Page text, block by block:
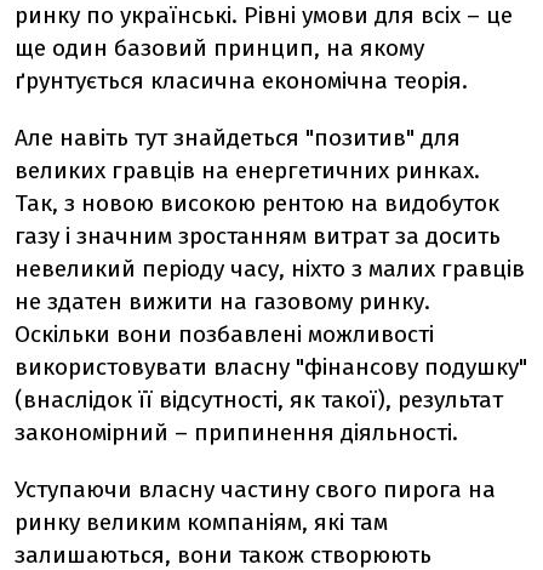
ринку по українські. Рівні умови для всіх – це
ще один базовий принцип, на якому
ґрунтується класична економічна теорія.
Але навіть тут знайдеться "позитив" для
великих гравців на енергетичних ринках.
Так, з новою високою рентою на видобуток
газу і значним зростанням витрат за досить
невеликий періоду часу, ніхто з малих гравців
не здатен вижити на газовому ринку.
Оскільки вони позбавлені можливості
використовувати власну "фінансову подушку"
(внаслідок її відсутності, як такої), результат
закономірний – припинення діяльності.
Уступаючи власну частину свого пирога на
ринку великим компаніям, які там
залишаються, вони також створюють